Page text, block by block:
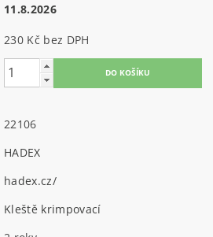
11.8.2026
230 Kč bez DPH
22106
HADEX
hadex.cz/
Kleště krimpovací